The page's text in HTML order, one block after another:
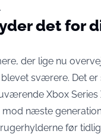
det for
der lige nu
sværere. Det er
Xbox Series
næste
før